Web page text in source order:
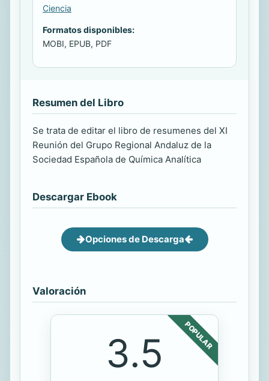
Ciencia
Formatos disponibles:
MOBI, EPUB, PDF
Resumen del Libro
Se trata de editar el libro de resumenes del XI
Reunión del Grupo Regional Andaluz de la
Sociedad Española de Química Analítica
Descargar Ebook
Opciones de Descarga
Valoración
POPULAR
3.5